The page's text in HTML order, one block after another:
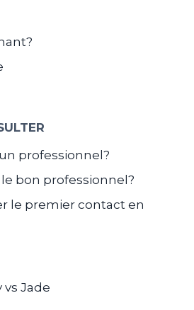
professionnel?
bon professionnel?
le premier contact en
vs Jade